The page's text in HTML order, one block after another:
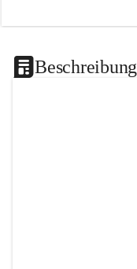
Beschreibung